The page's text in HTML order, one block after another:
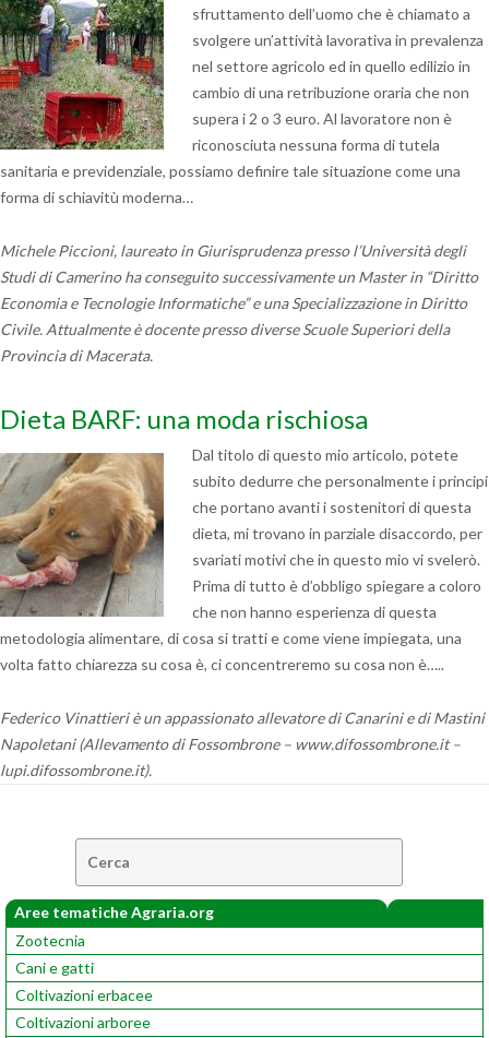
sfruttamento dell’uomo che è chiamato a
svolgere un’attività lavorativa in prevalenza
nel settore agricolo ed in quello edilizio in
cambio di una retribuzione oraria che non
supera i 2 o 3 euro. Al lavoratore non è
riconosciuta nessuna forma di tutela
sanitaria e previdenziale, possiamo definire tale situazione come una
forma di schiavitù moderna…
Michele Piccioni, laureato in Giurisprudenza presso l’Università degli
Studi di Camerino ha conseguito successivamente un Master in “Diritto
Economia e Tecnologie Informatiche” e una Specializzazione in Diritto
Civile. Attualmente è docente presso diverse Scuole Superiori della
Provincia di Macerata.
Dieta BARF: una moda rischiosa
Dal titolo di questo mio articolo, potete
subito dedurre che personalmente i principi
che portano avanti i sostenitori di questa
dieta, mi trovano in parziale disaccordo, per
svariati motivi che in questo mio vi svelerò.
Prima di tutto è d’obbligo spiegare a coloro
che non hanno esperienza di questa
metodologia alimentare, di cosa si tratti e come viene impiegata, una
volta fatto chiarezza su cosa è, ci concentreremo su cosa non è…..
Federico Vinattieri è un appassionato allevatore di Canarini e di Mastini
Napoletani (Allevamento di Fossombrone – www.difossombrone.it –
lupi.difossombrone.it).
Aree tematiche Agraria.org
Zootecnia
Cani e gatti
Coltivazioni erbacee
Coltivazioni arboree